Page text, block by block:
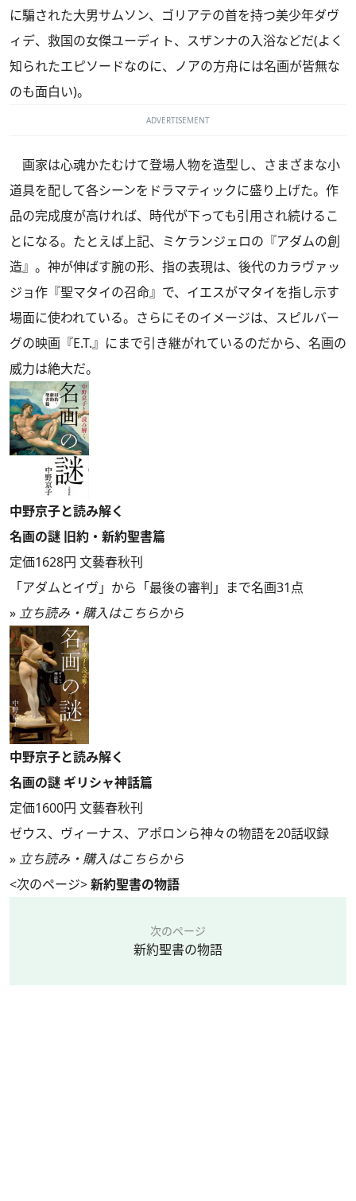
に騙された大男サムソン、ゴリアテの首を持つ美少年ダヴ
ィデ、救国の女傑ユーディト、スザンナの入浴などだ(よく
知られたエピソードなのに、ノアの方舟には名画が皆無な
のも面白い)。
ADVERTISEMENT
画家は心魂かたむけて登場人物を造型し、さまざまな小
道具を配して各シーンをドラマティックに盛り上げた。作
品の完成度が高ければ、時代が下っても引用され続けるこ
とになる。たとえば上記、ミケランジェロの『アダムの創
造』。神が伸ばす腕の形、指の表現は、後代のカラヴァッ
ジョ作『聖マタイの召命』で、イエスがマタイを指し示す
場面に使われている。さらにそのイメージは、スピルバー
グの映画『E.T.』にまで引き継がれているのだから、名画の
威力は絶大だ。
中野京子と読み解く
名画の謎 旧約・新約聖書篇
定価1628円 文藝春秋刊
「アダムとイヴ」から「最後の審判」まで名画31点
» 立ち読み・購入はこちらから
中野京子と読み解く
名画の謎 ギリシャ神話篇
定価1600円 文藝春秋刊
ゼウス、ヴィーナス、アポロンら神々の物語を20話収録
» 立ち読み・購入はこちらから
<次のページ>新約聖書の物語
次のページ
新約聖書の物語